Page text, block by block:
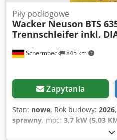
Schermbeck 845 km
Piły podłogowe
Wacker Neuson BTS
Trennschleifer inkl.
Zapytania
Stan: nowe, Rok budowy: 2026
sprawny, moc: 3,7 kW (5,03
Wacker Neuson BTS 635s